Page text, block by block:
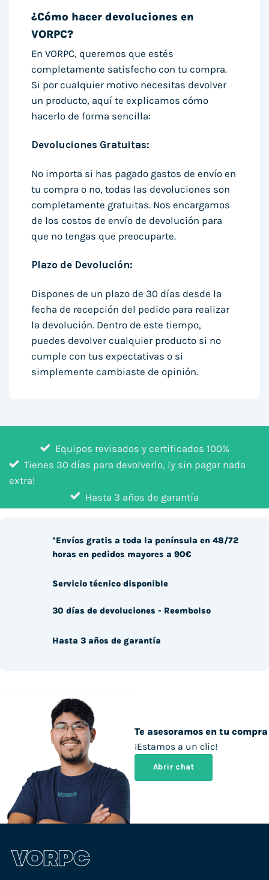
¿Cómo hacer devoluciones en
VORPC?
En VORPC, queremos que estés
completamente satisfecho con tu compra.
Si por cualquier motivo necesitas devolver
un producto, aquí te explicamos cómo
hacerlo de forma sencilla:
Devoluciones Gratuitas:
No importa si has pagado gastos de envío en
tu compra o no, todas las devoluciones son
completamente gratuitas. Nos encargamos
de los costos de envío de devolución para
que no tengas que preocuparte.
Plazo de Devolución:
Dispones de un plazo de 30 días desde la
fecha de recepción del pedido para realizar
la devolución. Dentro de este tiempo,
puedes devolver cualquier producto si no
cumple con tus expectativas o si
simplemente cambiaste de opinión.
Equipos revisados y certificados 100%
Tienes 30 días para devolverlo, ¡y sin pagar nada
extra!
Hasta 3 años de garantía
Te asesoramos en tu compra
¡Estamos a un clic!
Abrir chat
*Envíos gratis a toda la península en 48/72
horas en pedidos mayores a 90€
Servicio técnico disponible
30 días de devoluciones - Reembolso
Hasta 3 años de garantía